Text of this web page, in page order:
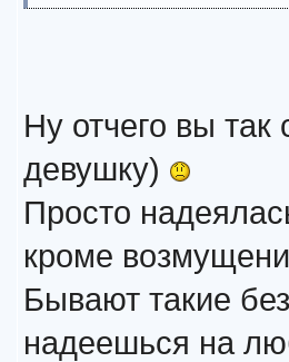
Ну отчего вы
девушку)
Просто
кроме
Бывают такие
надеешься на